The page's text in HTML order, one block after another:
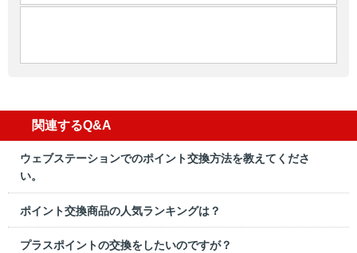
関連するQ&A
ウェブステーションでのポイント交換方法を教えてくださ
い。
ポイント交換商品の人気ランキングは？
プラスポイントの交換をしたいのですが？